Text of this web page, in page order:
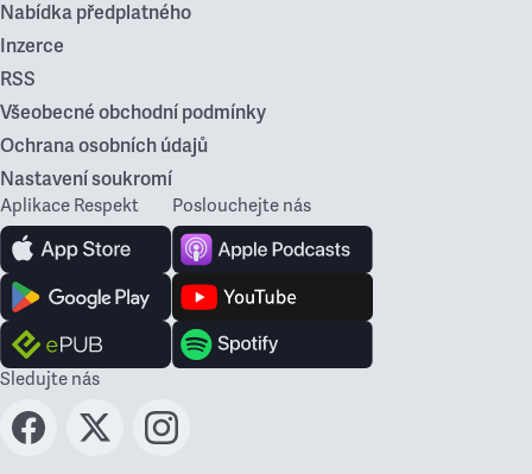
Nabídka předplatného
Inzerce
RSS
Všeobecné obchodní podmínky
Ochrana osobních údajů
Nastavení soukromí
Aplikace Respekt Poslouchejte nás
Sledujte nás